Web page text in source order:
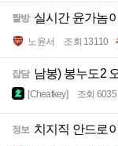
짤방 실시간 윤가놈
노윤서 조회 13110
잡담 남봉) 봉누도2
[Cheatkey] 조회 6035
정보 치지직 안드로